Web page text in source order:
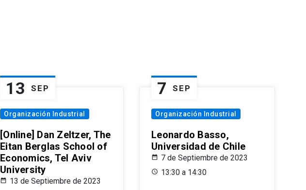
13 SEP
Organización Industrial
[Online] Dan Zeltzer, The
Eitan Berglas School of
Economics, Tel Aviv
University
13 de Septiembre de 2023
7 SEP
Organización Industrial
Leonardo Basso,
Universidad de Chile
7 de Septiembre de 2023
13:30 a 14:30